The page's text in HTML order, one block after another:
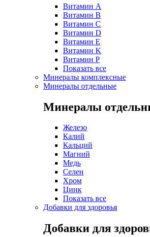
Витамин A
Витамин B
Витамин C
Витамин D
Витамин E
Витамин K
Витамин P
Показать все
Минералы комплексные
Минералы отдельные
Минералы
Железо
Калий
Кальций
Магний
Медь
Селен
Хром
Цинк
Показать все
Добавки для здоровья
Добавки для